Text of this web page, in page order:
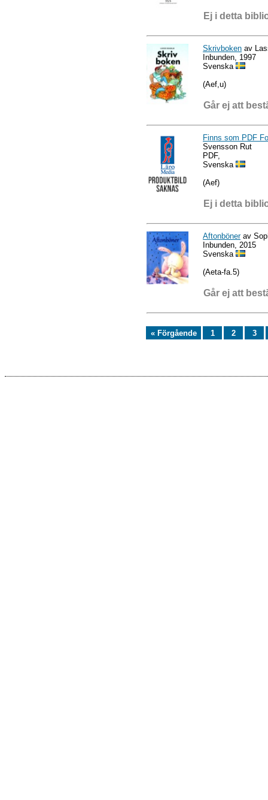
Ej i detta
Skrivboken av
Inbunden, 1997
Svenska
(Aef,u)
Går ej att
Finns som PDF
Svensson Rut
PDF,
Svenska
(Aef)
Ej i detta
Aftonbönerav
Inbunden, 2015
Svenska
(Aeta-fa.5)
Går ej att
« Förgående 1 2 3